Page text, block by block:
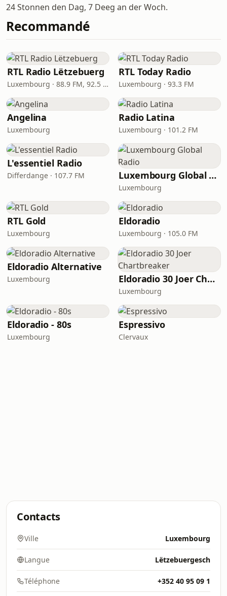
24 Stonnen den Dag, 7 Deeg an der Woch.
Recommandé
RTL Radio Lëtzebuerg
Luxembourg · 88.9 FM, 92.5 FM
RTL Today Radio
Luxembourg · 93.3 FM
Angelina
Luxembourg
Radio Latina
Luxembourg · 101.2 FM
L'essentiel Radio
Differdange · 107.7 FM Luxembourg Global Radio
Luxembourg
RTL Gold
Luxembourg
Eldoradio
Luxembourg · 105.0 FM
Eldoradio Alternative
Luxembourg Eldoradio 30 Joer Chartbreaker
Luxembourg
Eldoradio - 80s
Luxembourg
Espressivo
Clervaux
Contacts
Ville Luxembourg
Langue Lëtzebuergesch
Téléphone +352 40 95 09 1